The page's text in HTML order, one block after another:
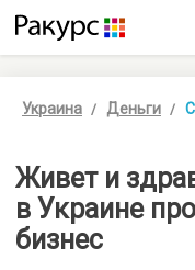
Украина Деньги
Живет и
в Украине
бизнес